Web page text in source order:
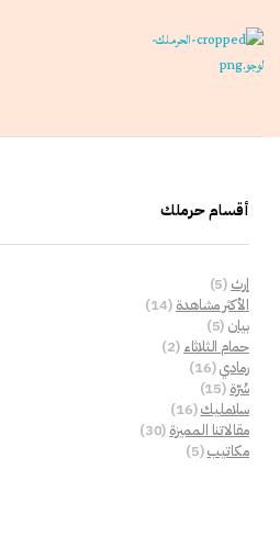
أقسام حرملك
إرث (5)
الأكثر مشاهدة (14)
بيان (5)
حمام الثلاثاء (2)
رمادي(16)
سُرّة (15)
سلامليك(16)
مقالاتنا المميزة (30)
مكاتيب(5)